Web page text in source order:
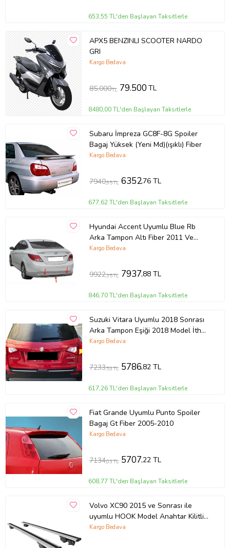
653,55 TL'den Başlayan Taksitlerle
APX5 BENZINLI SCOOTER NARDO
GRI
Kargo Bedava
85.000TL 79.500TL
8480,00 TL'den Başlayan Taksitlerle
Subaru İmpreza GC8F-8G Spoiler
Bagaj Yüksek (Yeni Md)(ışıklı) Fiber
Kargo Bedava
7940,95 TL 6352,76 TL
677,62 TL'den Başlayan Taksitlerle
Hyundai Accent Uyumlu Blue Rb
Arka Tampon Altı Fiber 2011 Ve
Sonrası
Kargo Bedava
9922,35 TL 7937,88 TL
846,70 TL'den Başlayan Taksitlerle
Suzuki Vitara Uyumlu 2018 Sonrası
Arka Tampon Eşiği 2018 Model İthal
Üründür
Kargo Bedava
7233,53 TL 5786,82 TL
617,26 TL'den Başlayan Taksitlerle
Fiat Grande Uyumlu Punto Spoiler
Bagaj Gt Fiber 2005-2010
Kargo Bedava
7134,03 TL 5707,22 TL
608,77 TL'den Başlayan Taksitlerle
Volvo XC90 2015 ve Sonrası ile
uyumlu HOOK Model Anahtar Kilitli
Ara Atkı Tavan Barı GRİ
Kargo Bedava